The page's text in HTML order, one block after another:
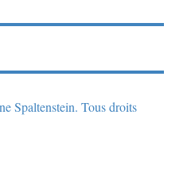
Spaltenstein. Tous droits